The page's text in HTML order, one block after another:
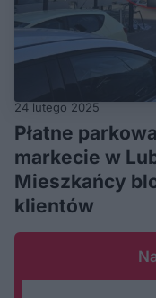
24 lutego 2025
Płatne
markecie w
Mieszkańcy
klientów